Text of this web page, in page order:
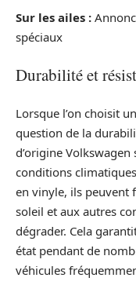
Sur les ailes :
spéciaux
Durabilité et
Lorsque l’on choisit
question de la
d’origine
conditions
en vinyle, ils peuvent
soleil et aux autres
dégrader. Cela
état pendant de
véhicules